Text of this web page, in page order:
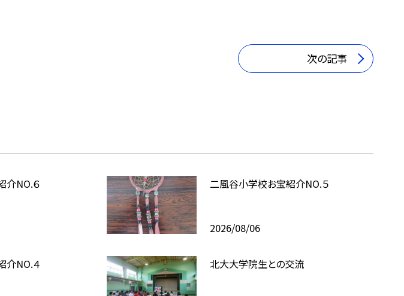
次の記事
介NO.６ 二風谷小学校お宝紹介NO.５
2026/08/06
介NO.４ 北大大学院生との交流